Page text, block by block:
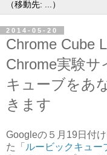
2014-05-20
Chrome Cube
Chrome実験
キューブをあ
きます
Googleの５月19日付
た「 ルービックキュー